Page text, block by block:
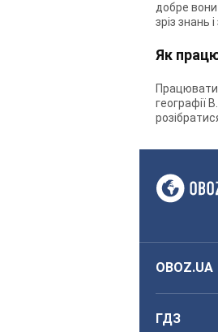
добре вони
зріз знань
Як
Працювати
географії
OBOZ.UA
ГДЗ